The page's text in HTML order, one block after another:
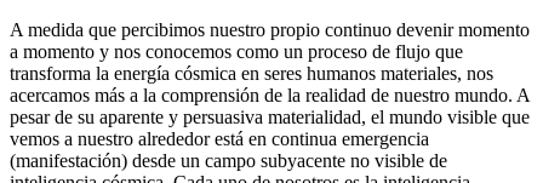
A medida que percibimos nuestro propio continuo devenir momento
a momento y nos conocemos como un proceso de flujo que
transforma la energía cósmica en seres humanos materiales, nos
acercamos más a la comprensión de la realidad de nuestro mundo. A
pesar de su aparente y persuasiva materialidad, el mundo visible que
vemos a nuestro alrededor está en continua emergencia
(manifestación) desde un campo subyacente no visible de